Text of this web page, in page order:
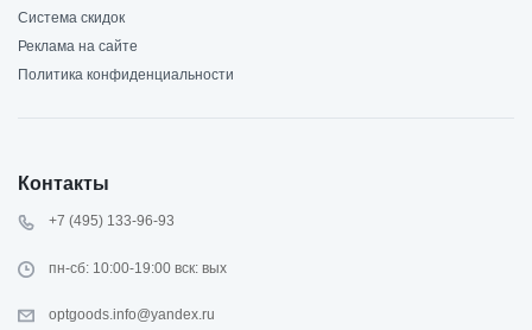
Система скидок
Реклама на сайте
Политика конфиденциальности
Контакты
+7 (495) 133-96-93
пн-сб: 10:00-19:00 вск: вых
optgoods.info@yandex.ru